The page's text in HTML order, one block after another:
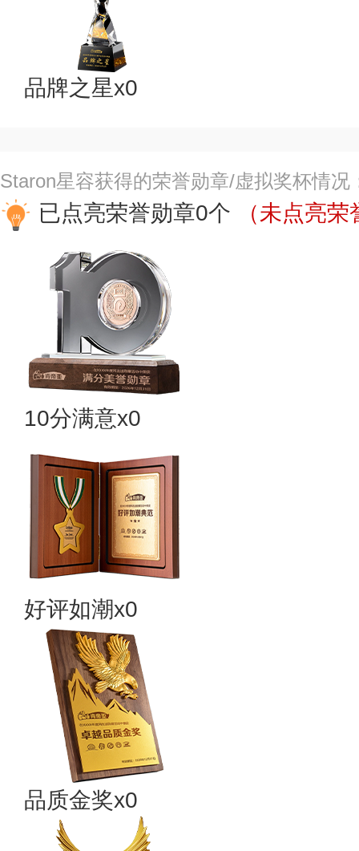
品牌之星x0
Staron星容获得的荣誉勋章/虚拟奖杯情况
已点亮荣誉勋章0个 （未点亮
10分满意x0
好评如潮x0
品质金奖x0